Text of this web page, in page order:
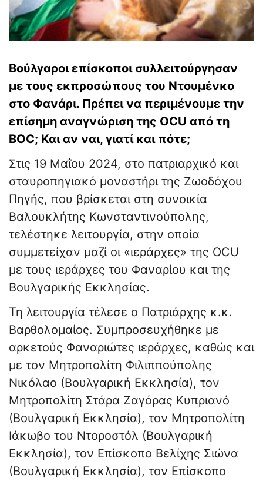
Βούλγαροι επίσκοποι συλλειτούργησαν
με τους εκπροσώπους του Ντουμένκο
στο Φανάρι. Πρέπει να περιμένουμε την
επίσημη αναγνώριση της OCU από τη
BOC; Και αν ναι, γιατί και πότε;
Στις 19 Μαΐου 2024, στο πατριαρχικό και
σταυροπηγιακό μοναστήρι της Ζωοδόχου
Πηγής, που βρίσκεται στη συνοικία
Βαλουκλήτης Κωνσταντινούπολης,
τελέστηκε λειτουργία, στην οποία
συμμετείχαν μαζί οι «ιεράρχες» της OCU
με τους ιεράρχες του Φαναρίου και της
Βουλγαρικής Εκκλησίας.
Τη λειτουργία τέλεσε ο Πατριάρχης κ.κ.
Βαρθολομαίος. Συμπροσευχήθηκε με
αρκετούς Φαναριώτες ιεράρχες, καθώς και
με τον Μητροπολίτη Φιλιππούπολης
Νικόλαο (Βουλγαρική Εκκλησία), τον
Μητροπολίτη Στάρα Ζαγόρας Κυπριανό
(Βουλγαρική Εκκλησία), τον Μητροπολίτη
Ιάκωβο του Ντοροστόλ (Βουλγαρική
Εκκλησία), τον Επίσκοπο Βελίχης Σιώνα
(Βουλγαρική Εκκλησία), τον Επίσκοπο